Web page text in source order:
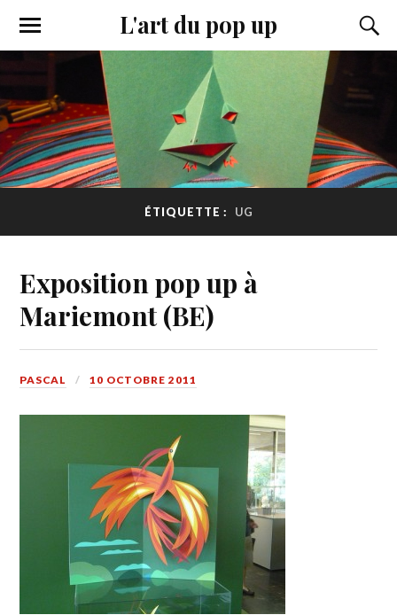
L'art du pop up
ÉTIQUETTE : UG
Exposition pop up à
Mariemont (BE)
PASCAL 10 OCTOBRE 2011